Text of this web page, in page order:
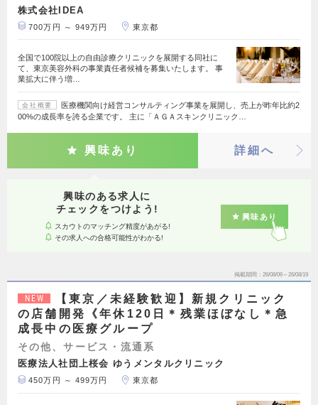
株式会社IDEA
700万円 ～ 949万円 東京都
全国で100院以上の自由診療クリニックを展開する同社に
て、東京美容外科の事業責任者候補を募集いたします。 事
業拡大に伴う増…
会社概要
医療機関向け経営コンサルティング事業を展開し、売上が昨年比約2
00%の成長率を誇る企業です。 主に「ＡＧＡスキンクリニック…
興味あり 詳細へ
興味のある求人に
チェックをつけよう!
スカウトのマッチング精度があがる!
その求人への合格可能性がわかる!
興味あり
掲載期間 26/08/06～26/08/19
NEW
【東京／未経験歓迎】新規クリニック
の店舗開発《年休120日＊残業ほぼなし＊急
成長中の医療グループ
その他、サービス・流通系
医療法人社団上桜会 ゆうメンタルクリニック
450万円 ～ 499万円 東京都